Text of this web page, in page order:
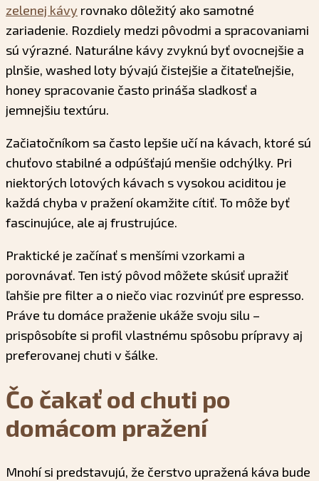
zelenej kávy rovnako dôležitý ako samotné
zariadenie. Rozdiely medzi pôvodmi a spracovaniami
sú výrazné. Naturálne kávy zvyknú byť ovocnejšie a
plnšie, washed loty bývajú čistejšie a čitateľnejšie,
honey spracovanie často prináša sladkosť a
jemnejšiu textúru.
Začiatočníkom sa často lepšie učí na kávach, ktoré sú
chuťovo stabilné a odpúšťajú menšie odchýlky. Pri
niektorých lotových kávach s vysokou aciditou je
každá chyba v pražení okamžite cítiť. To môže byť
fascinujúce, ale aj frustrujúce.
Praktické je začínať s menšími vzorkami a
porovnávať. Ten istý pôvod môžete skúsiť upražiť
ľahšie pre filter a o niečo viac rozvinúť pre espresso.
Práve tu domáce praženie ukáže svoju silu –
prispôsobíte si profil vlastnému spôsobu prípravy aj
preferovanej chuti v šálke.
Čo čakať od chuti po
domácom pražení
Mnohí si predstavujú, že čerstvo upražená káva bude